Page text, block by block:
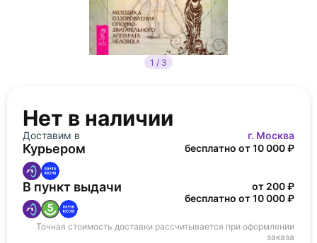
1 / 3
Нет в наличии
Доставим в г. Москва
Курьером бесплатно от 10 000 ₽
В пункт выдачи
от 200 ₽
бесплатно от 10 000 ₽
Точная стоимость доставки рассчитывается при оформлении
заказа